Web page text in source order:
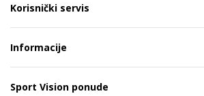
Korisnički servis
Informacije
Sport Vision ponude